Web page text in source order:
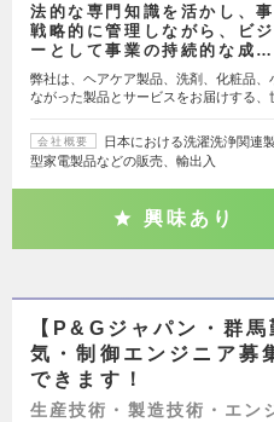
法的な専門知識を活かし、
戦略的に管理しながら、ビ
ーとして事業の持続的な成…
弊社は、ヘアケア製品、洗剤、化粧品
ながった製品とサービスをお届けする、
会社概要
日本における洗濯洗浄関連
型家電製品などの販売、輸出入
興味あり
【P&Gジャパン・群
気・制御エンジニア
できます！
生産技術・製造技術・エン